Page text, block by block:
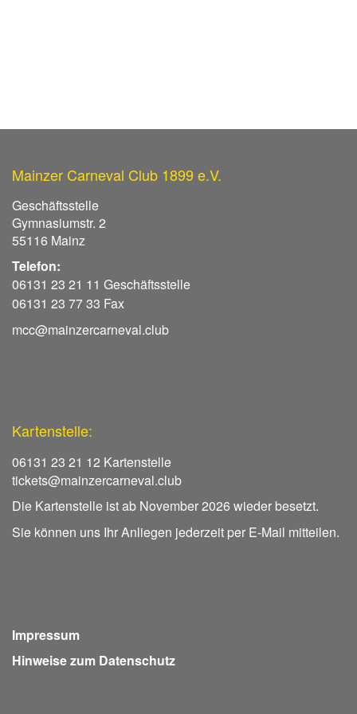
Mainzer Carneval Club 1899 e.V.
Geschäftsstelle
Gymnasiumstr. 2
55116 Mainz
Telefon:
06131 23 21 11 Geschäftsstelle
06131 23 77 33 Fax
mcc@mainzercarneval.club
Kartenstelle:
06131 23 21 12 Kartenstelle
tickets@mainzercarneval.club
Die Kartenstelle ist ab November 2026 wieder besetzt.
Sie können uns Ihr Anliegen jederzeit per E-Mail mitteilen.
Impressum
Hinweise zum Datenschutz